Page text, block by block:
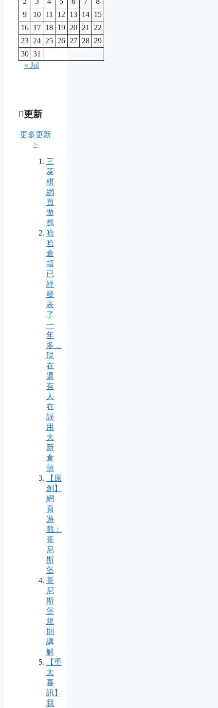
9
10 11 12 13 14 15
16 17 18 19 20 21
22
23 24 25 26 27 28 29
30 31
« Jul
更新
更多更新
>
三
菱
棋
網
頁
遊
戲
哈
哈
倉
頡
已
經
發
表
了
一
年
多，
現
在
還
有
人
在
誤
用
大
新
倉
頡
【原
創】
網
頁
遊
戲：
哥
尼
斯
堡
哥
尼
斯
堡
規
則
講
解
【重
大
喜
訊】
我